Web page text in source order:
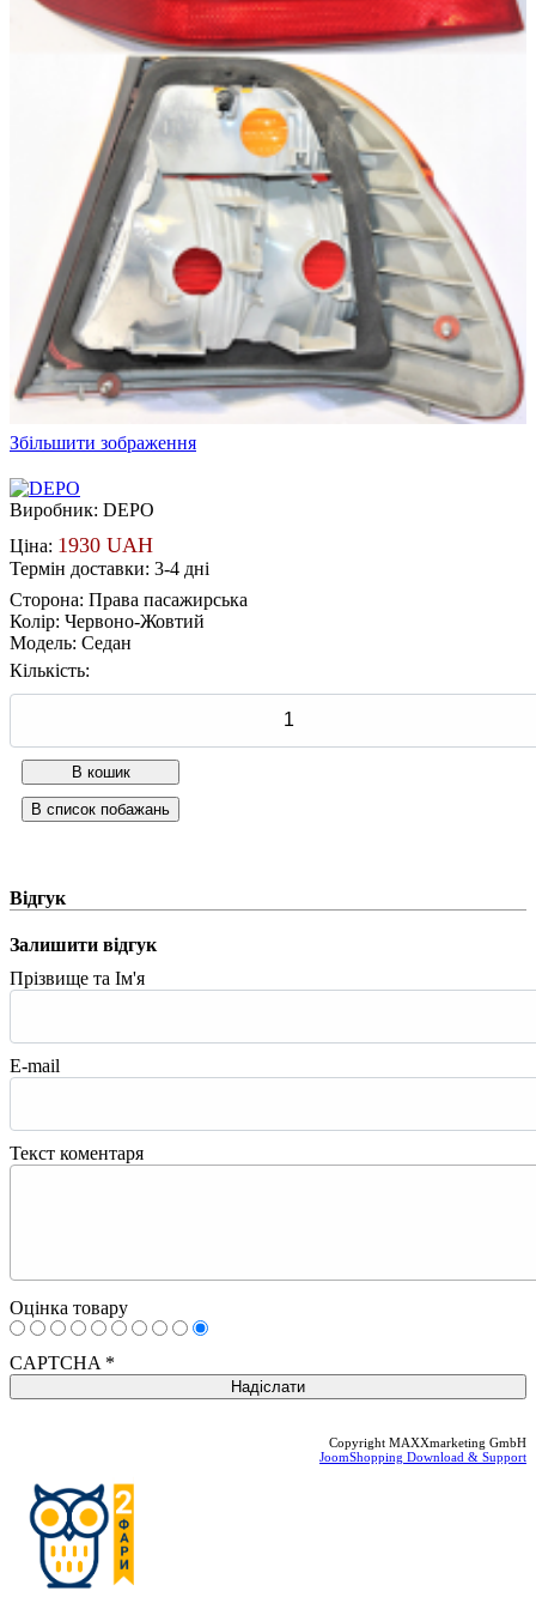
Збільшити зображення
Виробник: DEPO
Ціна: 1930 UAH
Термін доставки: 3-4 дні
Сторона: Права пасажирська
Колір: Червоно-Жовтий
Модель: Седан
Кількість:
Відгук
Залишити відгук
Прізвище та Ім'я
E-mail
Текст коментаря
Оцінка товару
CAPTCHA *
Copyright MAXXmarketing GmbH
JoomShopping Download & Support